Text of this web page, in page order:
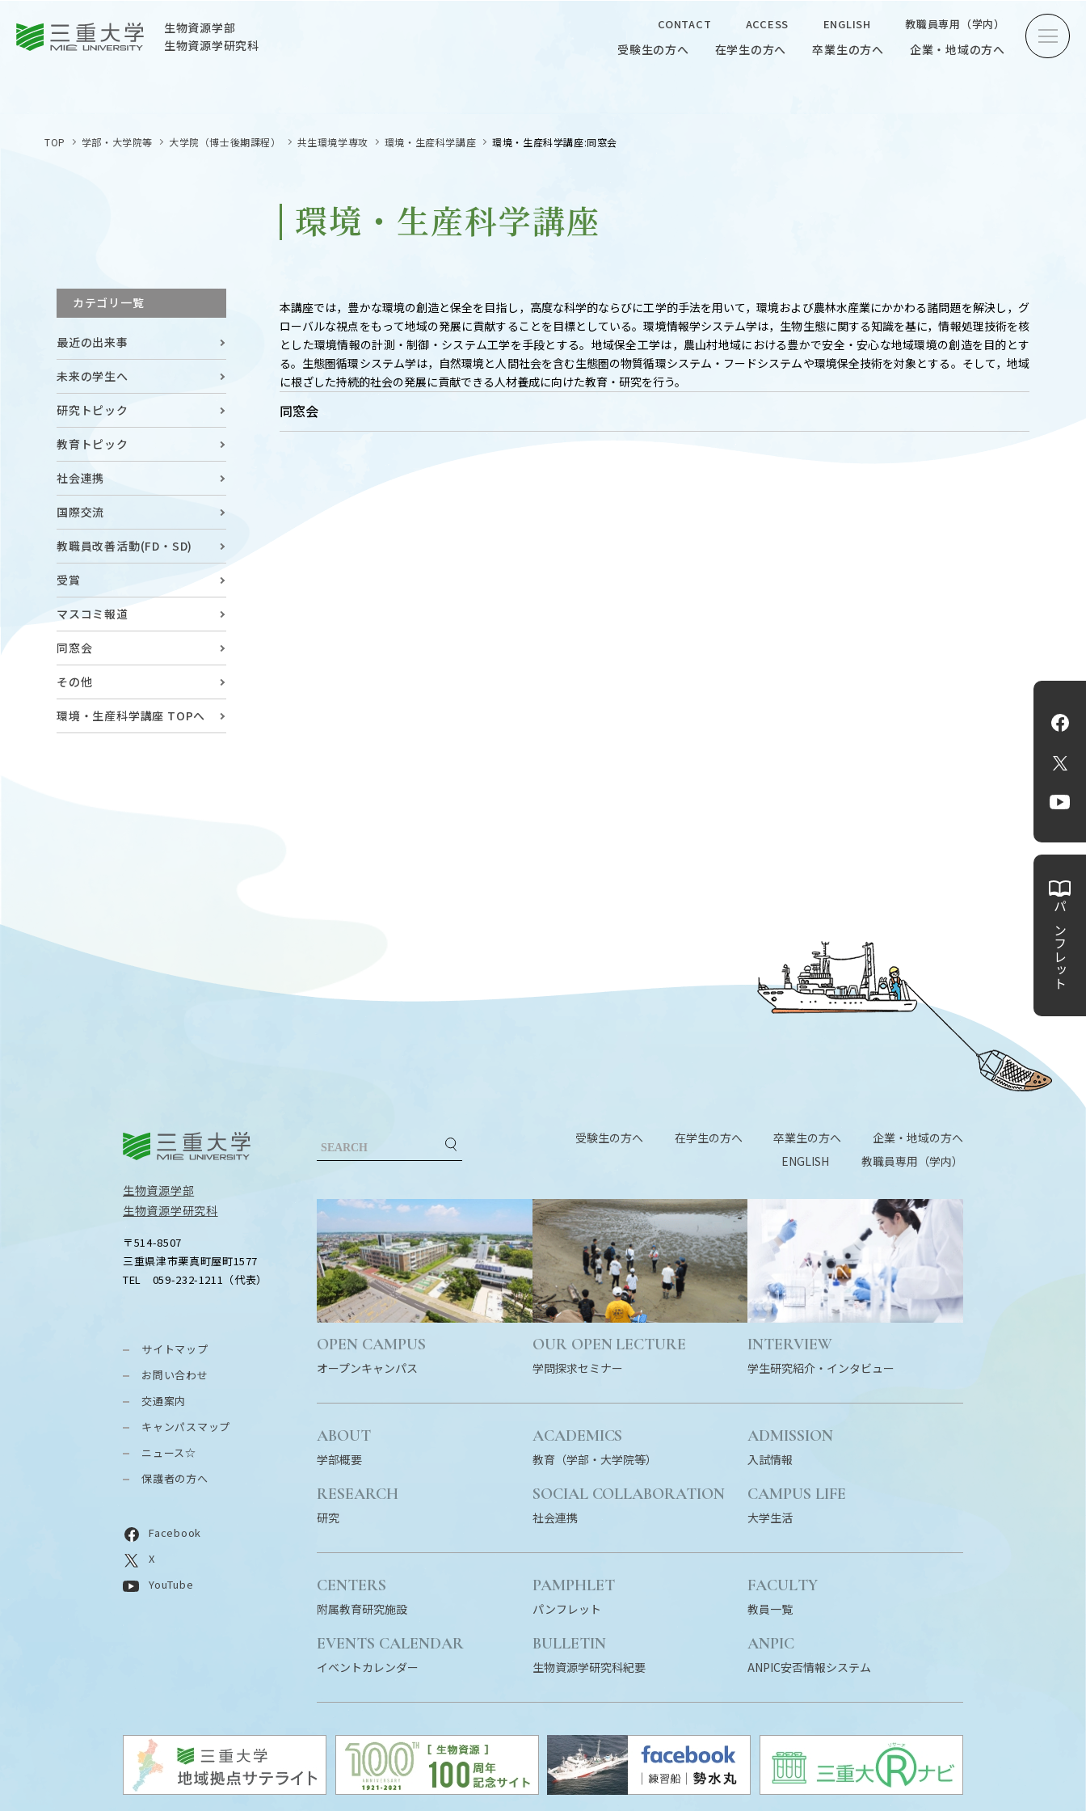
三重大学
生物資源学部
生物資源学研究科
CONTACT ACCESS ENGLISH 教職員専用（学内）
受験生の方へ 在学生の方へ 卒業生の方へ 企業・地域の方へ
生物資源学研究科
サイトマップ
お問い合わせ
ニュース◎
X
YouTube
教職員専用（学内）
農学がつなぐミライ
オープンキャンパス 学問探求セミナー 学生研究紹介・インタビュー
ABOUT ACADEMICS
RESEARCH SOCIAL CAMPUS LIFE
TOP 学部・大学院等 大学院（博士後期課程） 共生環境学専攻 環境・生産科学講座 環境・生産科学講座:同窓会
環境・生産科学講座
カテゴリ一覧
最近の出来事
未来の学生へ
研究トピック
教育トピック
社会連携
国際交流
教職員改善活動(FD・SD)
受賞
マスコミ報道
同窓会
その他
環境・生産科学講座 TOPへ
本講座では，豊かな環境の創造と保全を目指し，高度な科学的ならびに工学的手法を用いて，環境および農林水産業にかかわる諸問題を解決し，グ
ローバルな視点をもって地域の発展に貢献することを目標としている。環境情報学システム学は，生物生態に関する知識を基に，情報処理技術を核
とした環境情報の計測・制御・システム工学を手段とする。地域保全工学は，農山村地域における豊かで安全・安心な地域環境の創造を目的とす
る。生態圏循環システム学は，自然環境と人間社会を含む生態圏の物質循環システム・フードシステムや環境保全技術を対象とする。そして，地域
に根ざした持続的社会の発展に貢献できる人材養成に向けた教育・研究を行う。
同窓会
X
パンフレット
生物資源学部
生物資源学研究科
〒514-8507
三重県津市栗真町屋町1577
TEL 059-232-1211（代表）
サイトマップ
お問い合わせ
交通案内
キャンパスマップ
ニュース☆
保護者の方へ
Facebook
X
YouTube
受験生の方へ 在学生の方へ 卒業生の方へ
企業・地域の方へ
ENGLISH
教職員専用（学内）
OPEN CAMPUS
オープンキャンパス
OUR OPEN LECTURE
学問探求セミナー
INTERVIEW
学生研究紹介・ インタビュー
ABOUT
学部概要
ACADEMICS
教育（学部・大学院等）
ADMISSION
入試情報
RESEARCH
研究
SOCIAL COLLABORATION
社会連携
CAMPUS LIFE
大学生活
CENTERS
附属教育研究施設
PAMPHLET
パンフレット
FACULTY
教員一覧
EVENTS CALENDAR
イベントカレンダー
BULLETIN
生物資源学研究科紀要
ANPIC
ANPIC安否情報システム